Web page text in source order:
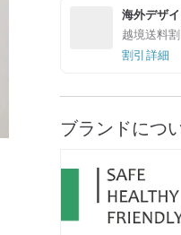
海外デザ
越境送料
割引詳細
ブランドにつ